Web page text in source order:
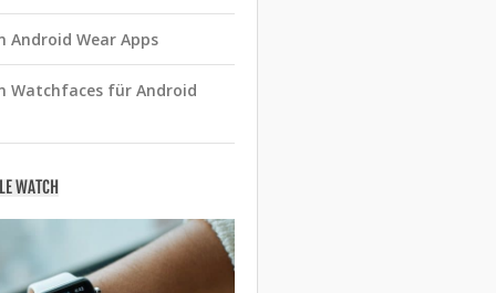
Android Wear Apps
Watchfaces für Android
WATCH